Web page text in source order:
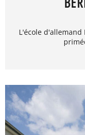
L'école